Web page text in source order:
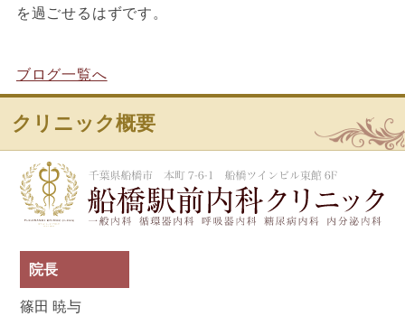
を過ごせるはずです。
ブログ一覧へ
クリニック概要
院長
篠田 暁与